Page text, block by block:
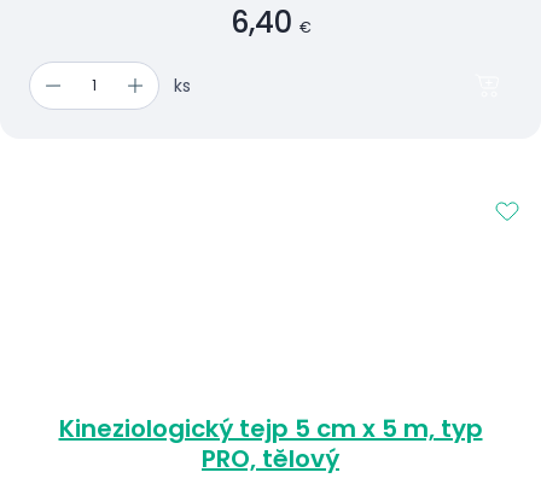
6,40 €
ks
Kineziologický tejp 5 cm x 5 m, typ
PRO, tělový